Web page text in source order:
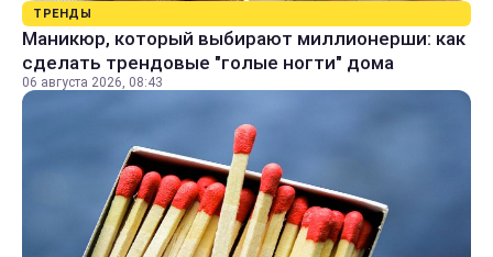
ТРЕНДЫ
Маникюр, который выбирают миллионерши: как
сделать трендовые "голые ногти" дома
06 августа 2026, 08:43